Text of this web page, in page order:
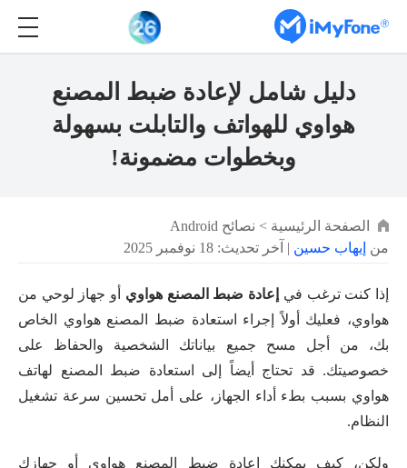
دليل شامل لإعادة ضبط المصنع
هواوي للهواتف والتابلت بسهولة
وبخطوات مضمونة!
الصفحة الرئيسية > نصائح Android
من إيهاب حسين | آخر تحديث: 18 نوفمبر 2025
إذا كنت ترغب في إعادة ضبط المصنع هواوي أو جهاز لوحي من
هواوي، فعليك أولاً إجراء استعادة ضبط المصنع هواوي الخاص
بك، من أجل مسح جميع بياناتك الشخصية والحفاظ على
خصوصيتك. قد تحتاج أيضاً إلى استعادة ضبط المصنع لهاتف
هواوي بسبب بطء أداء الجهاز، على أمل تحسين سرعة تشغيل
النظام.
ولكن، كيف يمكنك إعادة ضبط المصنع هواوي أو جهازك